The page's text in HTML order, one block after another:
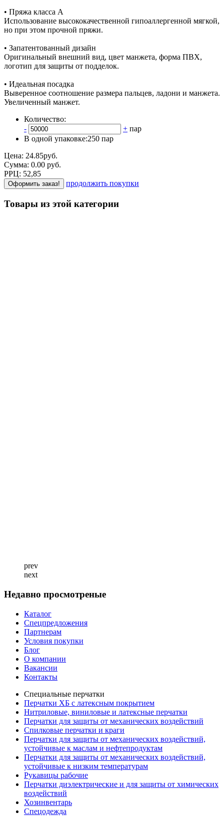
• Пряжа класса А
Использование высококачественной гипоаллергенной мягкой,
но при этом прочной пряжи.
• Запатентованный дизайн
Оригинальный внешний вид, цвет манжета, форма ПВХ,
логотип для защиты от подделок.
• Идеальная посадка
Выверенное соотношение размера пальцев, ладони и манжета.
Увеличенный манжет.
Количество:
-
+ пар
В одной упаковке:250 пар
Цена: 24.85руб.
Сумма: 0.00 руб.
РРЦ: 52,85
Оформить заказ! продолжить покупки
Товары из этой категории
prev
next
Недавно просмотреные
Каталог
Спецпредложения
Партнерам
Условия покупки
Блог
О компании
Вакансии
Контакты
Специальные перчатки
Перчатки ХБ с латексным покрытием
Нитриловые, виниловые и латексные перчатки
Перчатки для защиты от механических воздействий
Cпилковые перчатки и краги
Перчатки для защиты от механических воздействий,
устойчивые к маслам и нефтепродуктам
Перчатки для защиты от механических воздействий,
устойчивые к низким температурам
Рукавицы рабочие
Перчатки диэлектрические и для защиты от химических
воздействий
Хозинвентарь
Спецодежда